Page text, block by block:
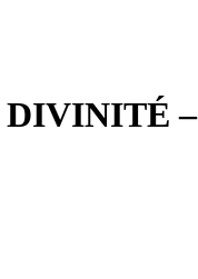
DIVINITÉ –